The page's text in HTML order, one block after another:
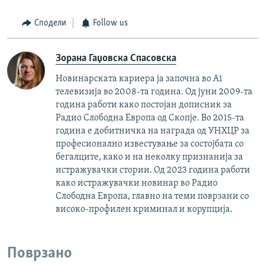
Сподели Follow us
Зорана Гаџовска Спасовска
Новинарската кариера ја започна во А1
телевизија во 2008-та година. Од јуни 2009-та
година работи како постојан дописник за
Радио Слободна Европа од Скопје. Во 2015-та
година е добитничка на награда од УНХЦР за
професионално известување за состојбата со
бегалците, како и на неколку признанија за
истражувачки стории. Од 2023 година работи
како истражувачки новинар во Радио
Слободна Европа, главно на теми поврзани со
високо-профилен криминал и корупција.
Поврзано